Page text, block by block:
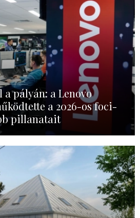
pályán: a Lenovo
a 2026-os foci-
pillanatait